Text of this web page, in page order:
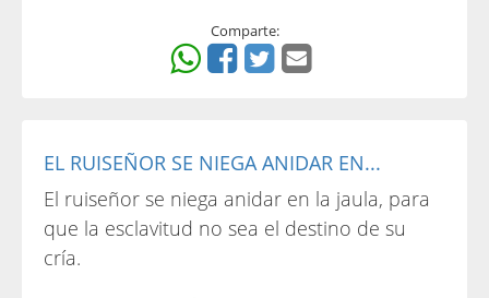
Comparte:
EL RUISEÑOR SE NIEGA ANIDAR EN...
El ruiseñor se niega anidar en la jaula, para
que la esclavitud no sea el destino de su
cría.